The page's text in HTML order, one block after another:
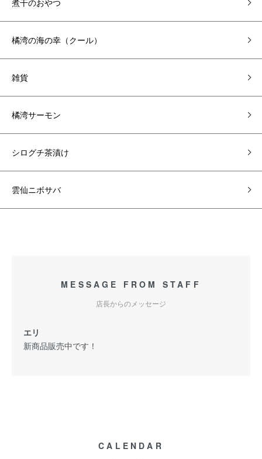
煮干のおやつ
橘湾の海の幸（クール）
雑貨
橘湾サーモン
シログチ茶漬け
雲仙ニボサバ
MESSAGE FROM STAFF
店長からのメッセージ
エリ
新商品販売中です！
CALENDAR